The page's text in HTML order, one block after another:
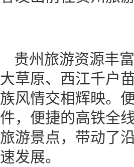
贵州旅游资源丰
大草原、西江千户
族风情交相辉映。
件，便捷的高铁全
旅游景点，带动了
速发展。